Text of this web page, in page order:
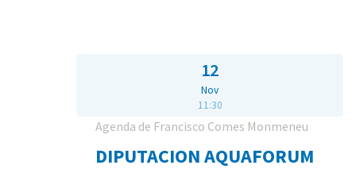
12
Nov
11:30
Agenda de Francisco Comes Monmeneu
DIPUTACION AQUAFORUM